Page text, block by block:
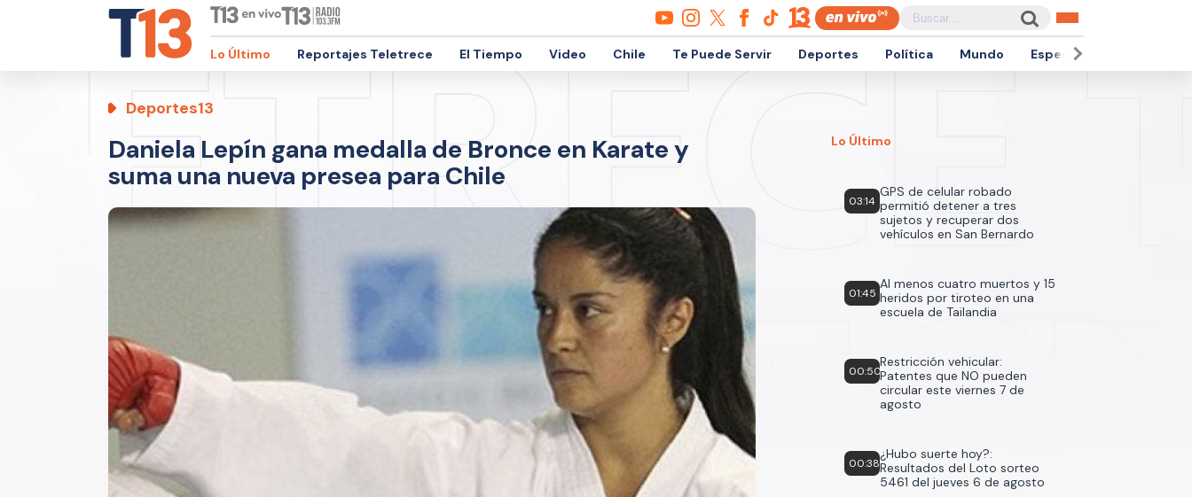
Lo Último Reportajes Teletrece El Tiempo Video Chile Te Puede Servir Deportes Política Mundo Espectáculos
Deportes13
Daniela Lepín gana medalla de Bronce en Karate y
suma una nueva presea para Chile
Lo Último
03:14
GPS de celular robado
permitió detener a tres
sujetos y recuperar dos
vehículos en San Bernardo
01:45
Al menos cuatro muertos y 15
heridos por tiroteo en una
escuela de Tailandia
00:50
Restricción vehicular:
Patentes que NO pueden
circular este viernes 7 de
agosto
00:38
¿Hubo suerte hoy?:
Resultados del Loto sorteo
5461 del jueves 6 de agosto